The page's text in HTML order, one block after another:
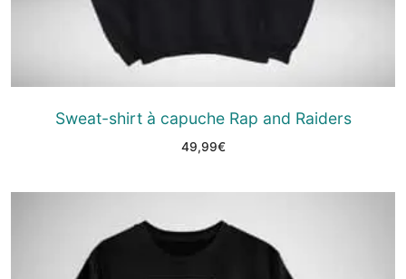
Sweat-shirt à capuche Rap and Raiders
49,99€